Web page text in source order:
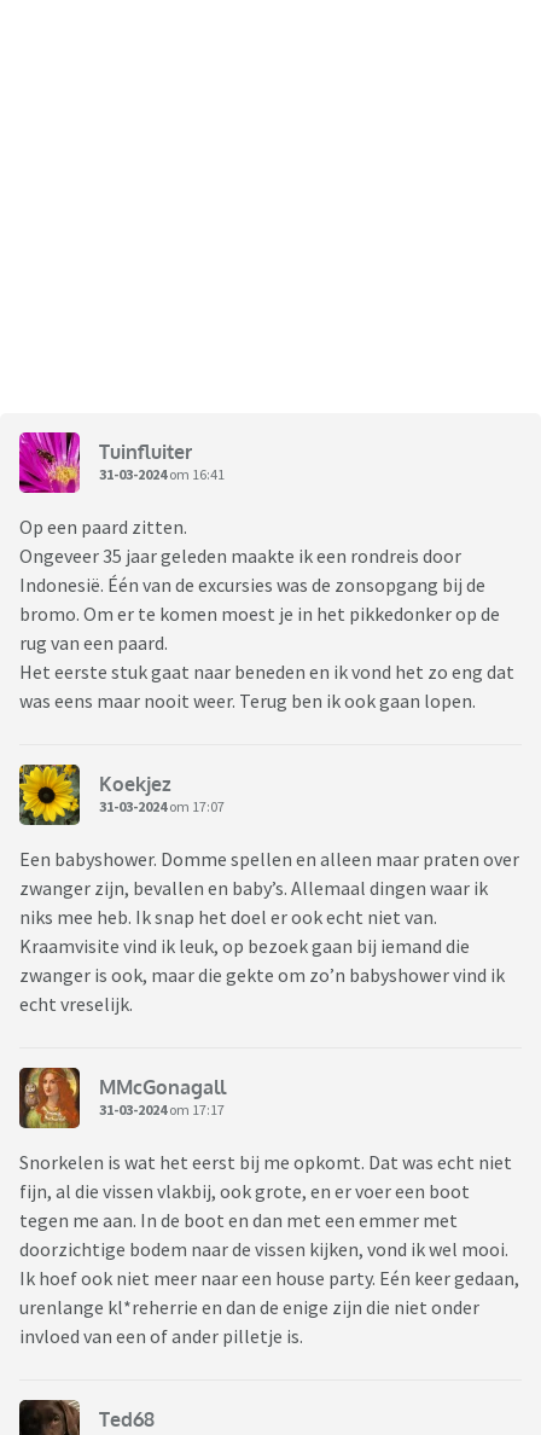
Tuinfluiter
31-03-2024om 16:41
Op een paard zitten.
Ongeveer 35 jaar geleden maakte ik een rondreis door
Indonesië. Één van de excursies was de zonsopgang bij de
bromo. Om er te komen moest je in het pikkedonker op de
rug van een paard.
Het eerste stuk gaat naar beneden en ik vond het zo eng dat
was eens maar nooit weer. Terug ben ik ook gaan lopen.
Koekjez
31-03-2024om 17:07
Een babyshower. Domme spellen en alleen maar praten over
zwanger zijn, bevallen en baby’s. Allemaal dingen waar ik
niks mee heb. Ik snap het doel er ook echt niet van.
Kraamvisite vind ik leuk, op bezoek gaan bij iemand die
zwanger is ook, maar die gekte om zo’n babyshower vind ik
echt vreselijk.
MMcGonagall
31-03-2024om 17:17
Snorkelen is wat het eerst bij me opkomt. Dat was echt niet
fijn, al die vissen vlakbij, ook grote, en er voer een boot
tegen me aan. In de boot en dan met een emmer met
doorzichtige bodem naar de vissen kijken, vond ik wel mooi.
Ik hoef ook niet meer naar een house party. Eén keer gedaan,
urenlange kl*reherrie en dan de enige zijn die niet onder
invloed van een of ander pilletje is.
Ted68